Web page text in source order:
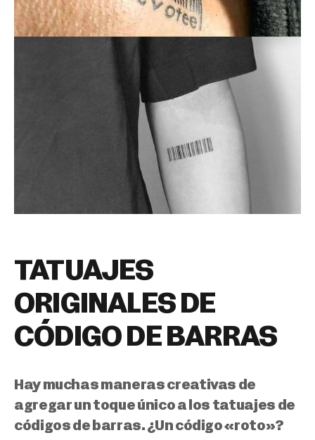
TATUAJES
ORIGINALES DE
CÓDIGO DE BARRAS
Hay muchas maneras creativas de
agregar un toque único a los tatuajes de
códigos de barras. ¿Un código «roto»?